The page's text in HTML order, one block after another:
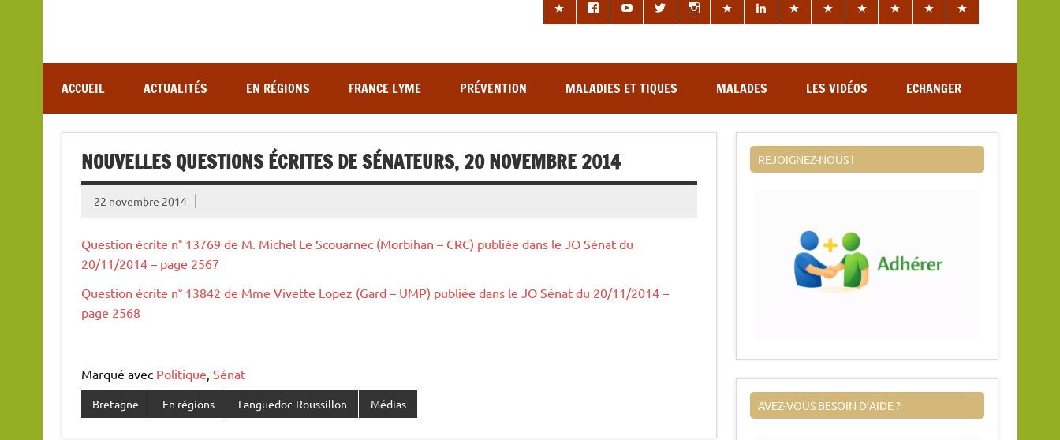
ACCUEIL ACTUALITÉS EN RÉGIONS FRANCE LYME PRÉVENTION MALADIES ET TIQUES MALADES LES VIDÉOS ECHANGER
NOUVELLES QUESTIONS ÉCRITES DE SÉNATEURS, 20 NOVEMBRE 2014
22 novembre 2014
Question écrite n° 13769 de M. Michel Le Scouarnec (Morbihan – CRC) publiée dans le JO Sénat du
20/11/2014 – page 2567
Question écrite n° 13842 de Mme Vivette Lopez (Gard – UMP) publiée dans le JO Sénat du 20/11/2014 –
page 2568
Marqué avec Politique, Sénat
Bretagne En régions Languedoc-Roussillon Médias
REJOIGNEZ-NOUS !
AVEZ-VOUS BESOIN D’AIDE ?